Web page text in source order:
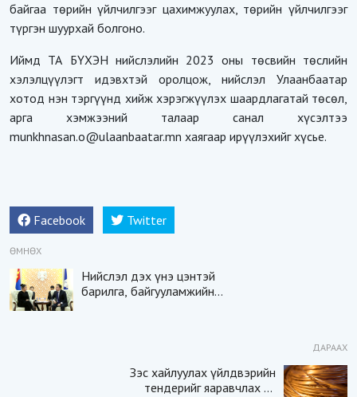
байгаа төрийн үйлчилгээг цахимжуулах, төрийн үйлчилгээг
түргэн шуурхай болгоно.
Иймд ТА БҮХЭН нийслэлийн 2023 оны төсвийн төслийн
хэлэлцүүлэгт идэвхтэй оролцож, нийслэл Улаанбаатар
хотод нэн тэргүүнд хийж хэрэгжүүлэх шаардлагатай төсөл,
арга хэмжээний талаар санал хүсэлтээ
munkhnasan.o@ulaanbaatar.mn хаягаар ирүүлэхийг хүсье.
Facebook Twitter
ӨМНӨХ
Нийслэл дэх үнэ цэнтэй
барилга, байгууламжийн
ДАРААХ
Зэс хайлуулах үйлдвэрийн
тендерийг яаравчлах нь